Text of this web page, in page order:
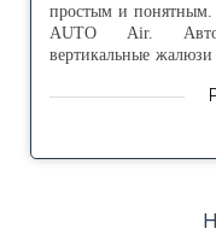
простым и
AUTO Air.
вертикальные
точку помещения.
3,5 кВт.